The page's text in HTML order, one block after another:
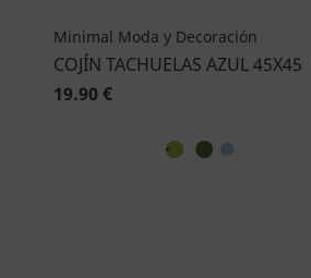
Minimal Moda y Decoración
COJÍN TACHUELAS AZUL 45X45
19.90 €